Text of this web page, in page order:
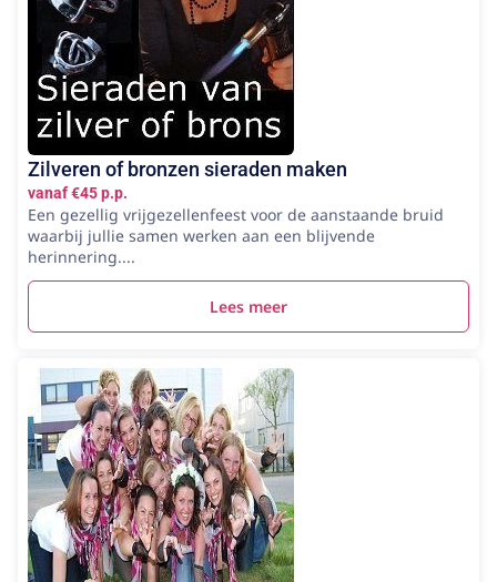
Zilveren of bronzen sieraden maken
vanaf €45 p.p.
Een gezellig vrijgezellenfeest voor de aanstaande bruid
waarbij jullie samen werken aan een blijvende
herinnering....
Lees meer